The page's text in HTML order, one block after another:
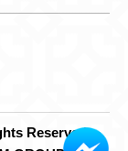
Reserved.